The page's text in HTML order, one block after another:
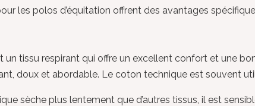
les polos d’équitation offrent des avantages
tissu respirant qui offre un excellent confort et une
doux et abordable. Le coton technique est souvent
sèche plus lentement que d’autres tissus, il est